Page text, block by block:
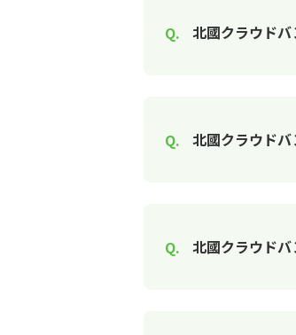
北國クラウド
北國クラウド
北國クラウド